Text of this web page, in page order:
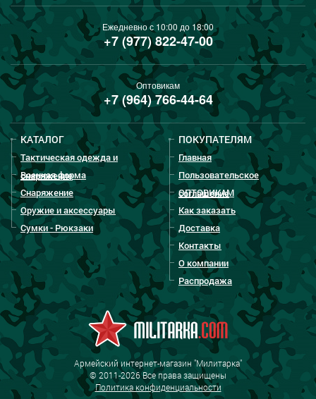
Ежедневно с 10:00 до 18:00
+7 (977) 822-47-00
Оптовикам
+7 (964) 766-44-64
КАТАЛОГ
Тактическая одежда и
снаряжение
Военная форма
Снаряжение
Оружие и аксессуары
Сумки - Рюкзаки
ПОКУПАТЕЛЯМ
Главная
Пользовательское
соглашение
ОПТОВИКАМ
Как заказать
Доставка
Контакты
О компании
Распродажа
Армейский интернет-магазин "Милитарка"
© 2011-2026 Все права защищены
Политика конфиденциальности